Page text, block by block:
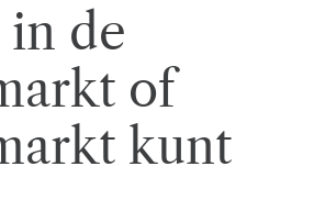
in de
of
kunt